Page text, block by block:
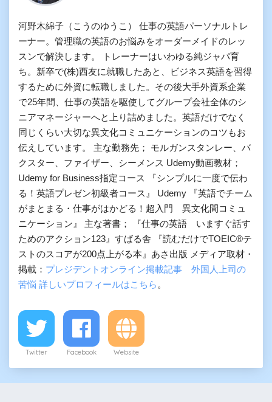
河野木綿子（こうのゆうこ） 仕事の英語パーソナルトレ
ーナー。管理職の英語のお悩みをオーダーメイドのレッ
スンで解決します。 トレーナーはいわゆる純ジャパ育
ち。新卒で(株)西友に就職したあと、ビジネス英語を習得
するために外資に転職しました。その後大手外資系企業
で25年間、仕事の英語を駆使してグループ会社全体のシ
ニアマネージャーへと上り詰めました。英語だけでなく
同じくらい大切な異文化コミュニケーションのコツもお
伝えしています。 主な勤務先； モルガンスタンレー、バ
クスター、ファイザー、シーメンス Udemy動画教材；
Udemy for Business指定コース 『シンプルに一度で伝わ
る！英語プレゼン初級者コース』 Udemy 『英語でチーム
がまとまる・仕事がはかどる！超入門 異文化間コミュ
ニケーション』 主な著書； 『仕事の英語 いますぐ話す
ためのアクション123』すばる舎 『読むだけでTOEIC®テ
ストのスコアが200点上がる本』あさ出版 メディア取材・
掲載： プレジデントオンライン掲載記事 外国人上司の
苦悩 詳しいプロフィールはこちら。
Twitter Facebook Website